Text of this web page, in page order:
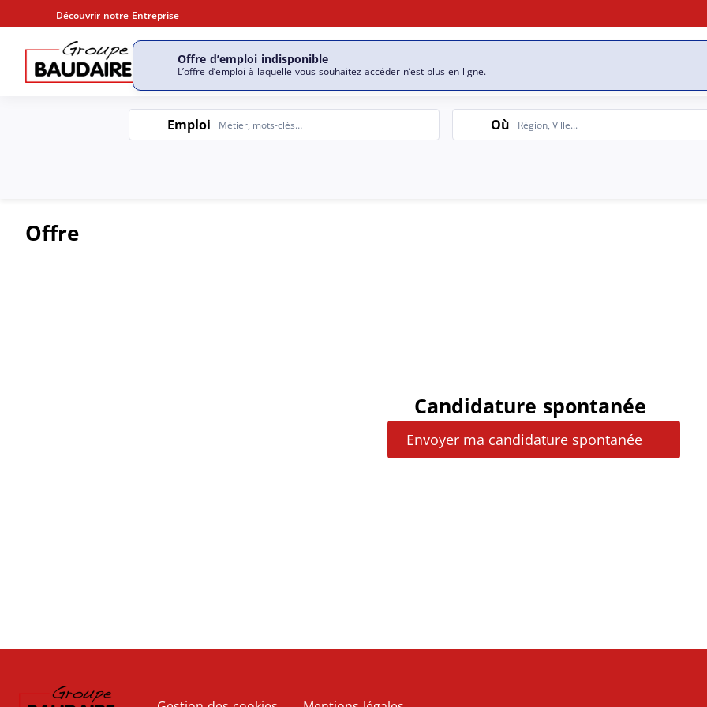
Découvrir notre Entreprise
Découvrir notre entreprise
Offre d’emploi indisponible
L’offre d’emploi à laquelle vous souhaitez accéder n’est plus en ligne.
EmploiEmploi Search
Où
Offre
Candidature spontanée
Envoyer ma candidature spontanée